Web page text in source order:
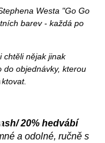
Westa "Go Go
barev - každá po
chtěli nějak jinak
do objednávky, kterou
20% hedvábí
a odolné, ručně s